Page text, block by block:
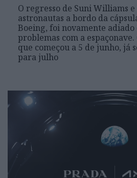
O regresso de Suni Williams
astronautas a bordo da
Boeing, foi novamente adiado
problemas com a
que começou a 5 de junho, já
para julho